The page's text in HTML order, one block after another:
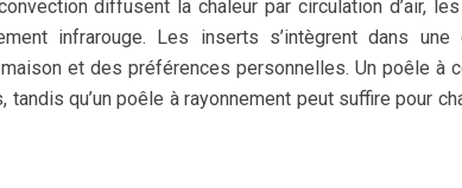
diffusent la chaleur par circulation d’air,
infrarouge. Les inserts s’intègrent dans une
et des préférences personnelles. Un poêle à
qu’un poêle à rayonnement peut suffire pour